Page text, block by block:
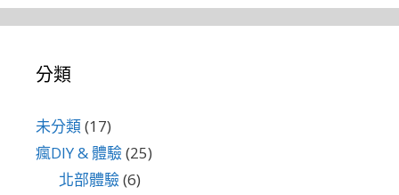
分類
未分類(17)
瘋DIY & 體驗(25)
北部體驗(6)